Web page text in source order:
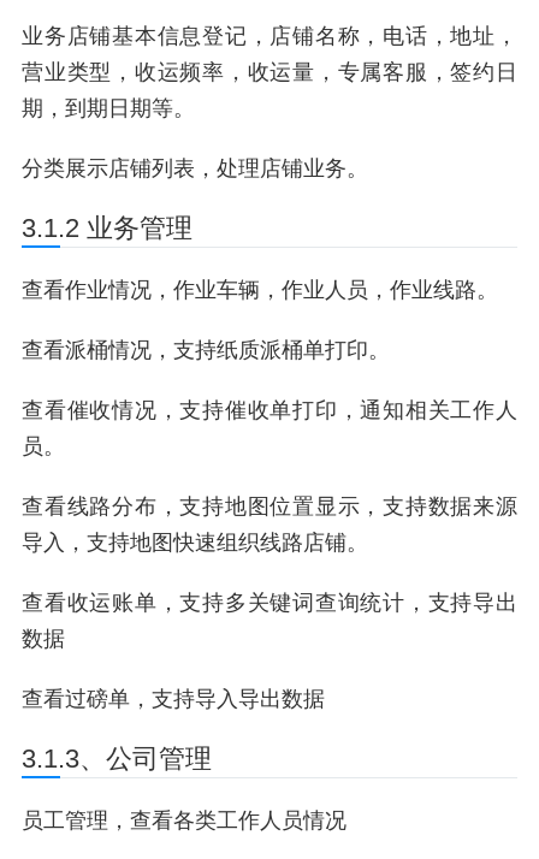
业务店铺基本信息登记，店铺名称，电话，地址，
营业类型，收运频率，收运量，专属客服，签约日
期，到期日期等。
分类展示店铺列表，处理店铺业务。
3.1.2 业务管理
查看作业情况，作业车辆，作业人员，作业线路。
查看派桶情况，支持纸质派桶单打印。
查看催收情况，支持催收单打印，通知相关工作人
员。
查看线路分布，支持地图位置显示，支持数据来源
导入，支持地图快速组织线路店铺。
查看收运账单，支持多关键词查询统计，支持导出
数据
查看过磅单，支持导入导出数据
3.1.3、公司管理
员工管理，查看各类工作人员情况